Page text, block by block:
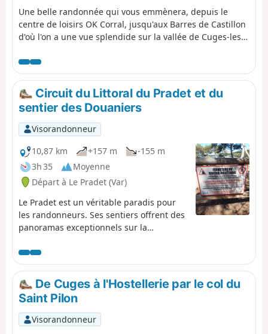
Une belle randonnée qui vous emmènera, depuis le
centre de loisirs OK Corral, jusqu'aux Barres de Castillon
d'où l'on a une vue splendide sur la vallée de Cuges-les-
du parcours, la randonnée redescend vers le village de
Cuges. Elle est accessible à ses deux extrémités par le
réseau de transport en commun gratuit du Pays
d'Aubagne et de l'Étoile, ligne 11.
Circuit du Littoral du Pradet et du
sentier des Douaniers
Visorandonneur
10,87 km
+157 m
-155 m
3h 35
Moyenne
Départ à Le Pradet (Var)
Le Pradet est un véritable paradis pour
les randonneurs. Ses sentiers offrent des
panoramas exceptionnels sur la
fascinants et une nature préservée. Ce
sentier côtier serpente entre plages et
falaises, offrant des vues imprenables sur
la mer. Il mène jusqu’à la Plage de la
Garonne, en passant par des criques et
des points de vue exceptionnels et, pour
finir, au Fort Saint-Louis.
De Cuges à l'Hostellerie par le col du
Saint Pilon
Visorandonneur